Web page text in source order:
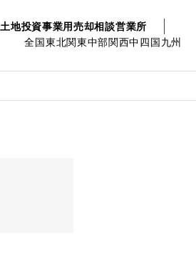
土地投資事業用売却相談営業所
全国東北関東中部関西中四国九州